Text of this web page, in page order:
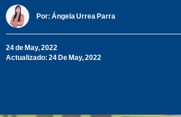
Por: Ángela Urrea Parra
24 de May, 2022
Actualizado: 24 De May, 2022